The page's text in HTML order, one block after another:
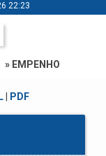
22:23
» EMPENHO
| PDF